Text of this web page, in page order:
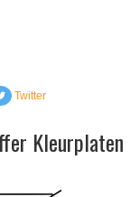
Twitter
Kleurplaten